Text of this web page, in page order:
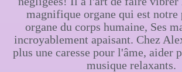
magnifique organe qui est notre
organe du corps humaine, Ses
incroyablement apaisant. Chez
plus une caresse pour l'âme, aider
musique relaxants.